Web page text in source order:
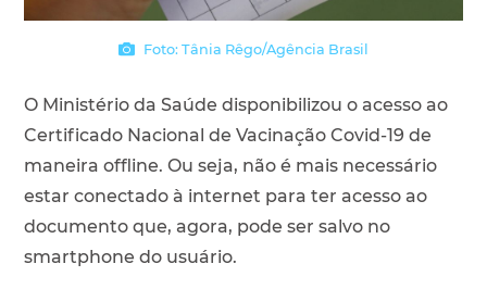
Foto: Tânia Rêgo/Agência Brasil
O Ministério da Saúde disponibilizou o acesso ao
Certificado Nacional de Vacinação Covid-19 de
maneira offline. Ou seja, não é mais necessário
estar conectado à internet para ter acesso ao
documento que, agora, pode ser salvo no
smartphone do usuário.